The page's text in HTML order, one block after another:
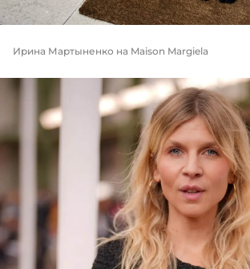
Ирина Мартыненко на Maison Margiela